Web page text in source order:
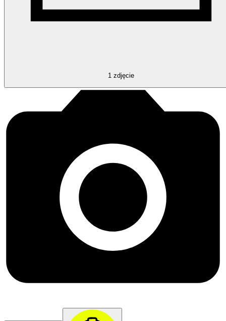
1 zdjęcie